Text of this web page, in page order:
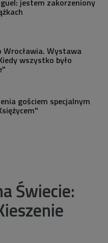
jestem zakorzeniony
Wrocławia. Wystawa
wszystko było
gościem specjalnym
Świecie: